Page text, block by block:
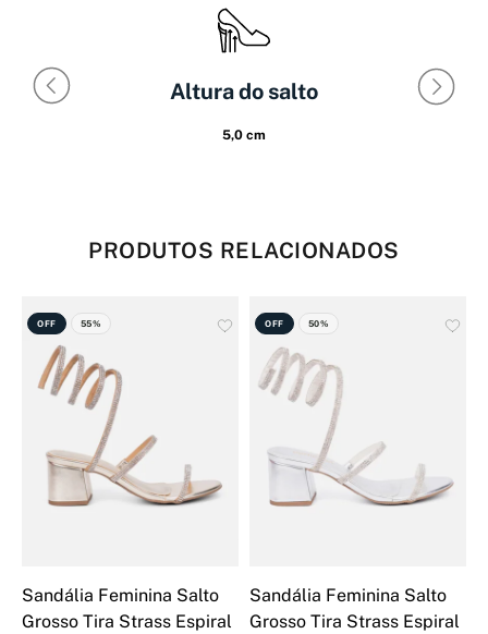
Altura do salto
5,0 cm
PRODUTOS RELACIONADOS
OFF 55%
Sandália Feminina Salto
Grosso Tira Strass Espiral
OFF 50%
Sandália Feminina Salto
Grosso Tira Strass Espiral